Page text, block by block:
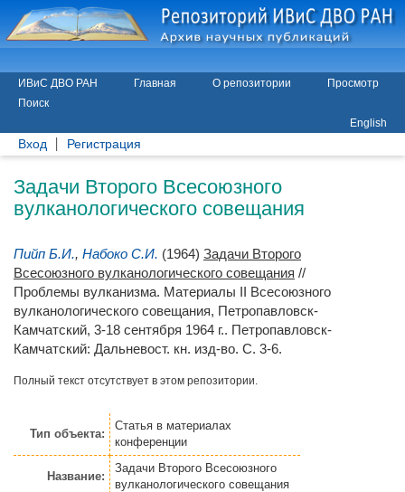
ИВиС ДВО РАН Главная О репозитории
Просмотр
Поиск
English
Вход Регистрация
Задачи Второго Всесоюзного
вулканологического совещания
Пийп Б.И., Набоко С.И. (1964) Задачи Второго
Всесоюзного вулканологического совещания //
Проблемы вулканизма. Материалы II Всесоюзного
вулканологического совещания, Петропавловск-
Камчатский, 3-18 сентября 1964 г.. Петропавловск-
Камчатский: Дальневост. кн. изд-во. С. 3-6.
Полный текст отсутствует в этом репозитории.
Тип объекта:
Статья в материалах
конференции
Название:
Задачи Второго Всесоюзного
вулканологического совещания